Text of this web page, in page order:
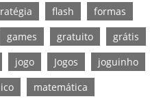
flash
formas
games gratuito
grátis
jogo Jogos
joguinho
matemática